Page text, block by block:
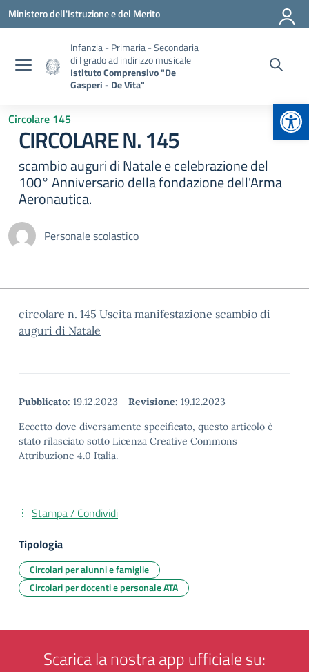
Vai ai contenuti
Vai al menu di navigazione
Vai al footer
Ministero dell'Istruzione e del Merito
Infanzia - Primaria - Secondaria
di I grado ad indirizzo musicale
Istituto Comprensivo "De
Gasperi - De Vita"
Circolare 145
CIRCOLARE N. 145
scambio auguri di Natale e celebrazione del
100° Anniversario della fondazione dell'Arma
Aeronautica.
Personale scolastico
circolare n. 145 Uscita manifestazione scambio di
auguri di Natale
Pubblicato: 19.12.2023 - Revisione: 19.12.2023
Eccetto dove diversamente specificato, questo articolo è
stato rilasciato sotto Licenza Creative Commons
Attribuzione 4.0 Italia.
Stampa / Condividi
Tipologia
Circolari per alunni e famiglie
Circolari per docenti e personale ATA
Scarica la nostra app ufficiale su: